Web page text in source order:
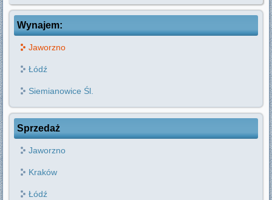
Wynajem:
Jaworzno
Łódź
Siemianowice Śl.
Sprzedaż
Jaworzno
Kraków
Łódź